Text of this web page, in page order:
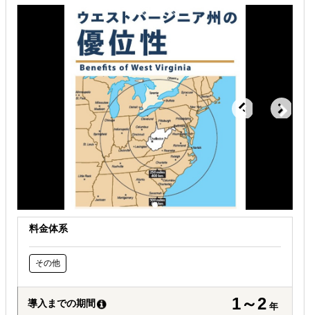
解決できる課題
自社事業に最適な進出形態を知りたい
海外におけるリスク・コストを低減したい
現地に強い士業を探している
料金体系
その他
導入までの期間 1～2 年